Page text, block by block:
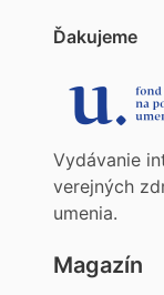
Ďakujeme
Vydávanie
verejných
umenia.
Magazín